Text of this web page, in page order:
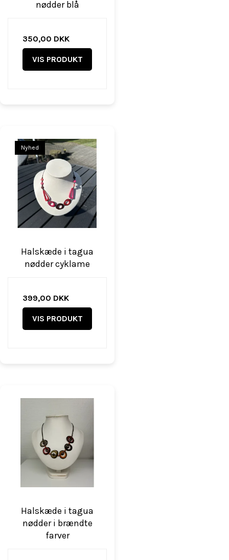
nødder blå
350,00 DKK
VIS PRODUKT
Nyhed
Halskæde i tagua
nødder cyklame
399,00 DKK
VIS PRODUKT
Halskæde i tagua
nødder i brændte
farver